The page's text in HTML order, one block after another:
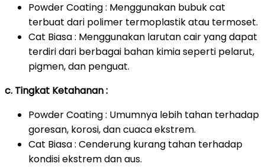
Powder Coating : Menggunakan bubuk cat
terbuat dari polimer termoplastik atau termoset.
Cat Biasa : Menggunakan larutan cair yang dapat
terdiri dari berbagai bahan kimia seperti pelarut,
pigmen, dan penguat.
c. Tingkat Ketahanan :
Powder Coating : Umumnya lebih tahan terhadap
goresan, korosi, dan cuaca ekstrem.
Cat Biasa : Cenderung kurang tahan terhadap
kondisi ekstrem dan aus.